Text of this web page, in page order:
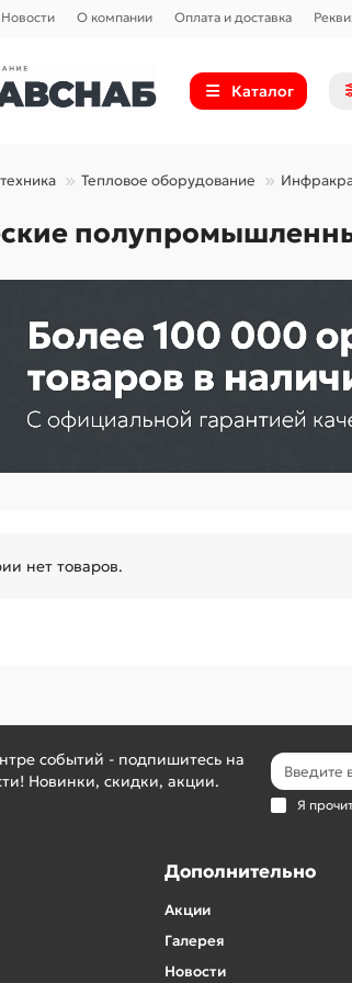
Новости О компании Оплата и доставка
Каталог
Тепловое оборудование
нет товаров.
событий - подпишитесь на
Новинки, скидки, акции.
Я
Дополнительно
Акции
Галерея
Новости